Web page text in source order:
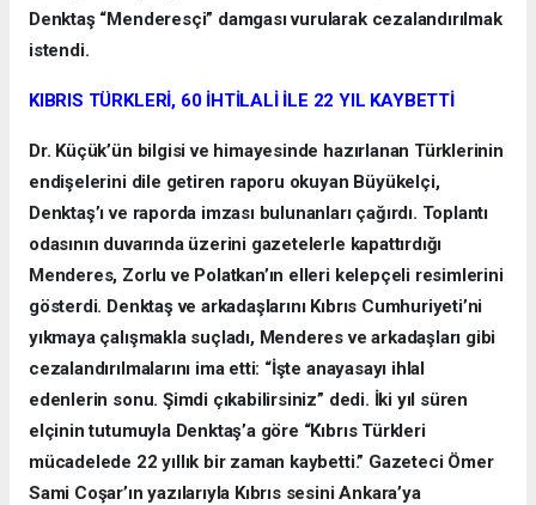
Denktaş “Menderesçi” damgası vurularak cezalandırılmak
istendi.
KIBRIS TÜRKLERİ, 60 İHTİLALİ İLE 22 YIL KAYBETTİ
Dr. Küçük’ün bilgisi ve himayesinde hazırlanan Türklerinin
endişelerini dile getiren raporu okuyan Büyükelçi,
Denktaş’ı ve raporda imzası bulunanları çağırdı. Toplantı
odasının duvarında üzerini gazetelerle kapattırdığı
Menderes, Zorlu ve Polatkan’ın elleri kelepçeli resimlerini
gösterdi. Denktaş ve arkadaşlarını Kıbrıs Cumhuriyeti’ni
yıkmaya çalışmakla suçladı, Menderes ve arkadaşları gibi
cezalandırılmalarını ima etti: “İşte anayasayı ihlal
edenlerin sonu. Şimdi çıkabilirsiniz” dedi. İki yıl süren
elçinin tutumuyla Denktaş’a göre “Kıbrıs Türkleri
mücadelede 22 yıllık bir zaman kaybetti.” Gazeteci Ömer
Sami Coşar’ın yazılarıyla Kıbrıs sesini Ankara’ya